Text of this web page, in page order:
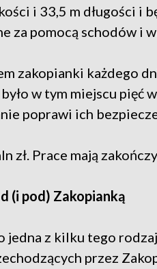
i 33,5 m długości i
za pomocą schodów i
zakopianki każdego
w tym miejscu pięć
poprawi ich
zł. Prace mają
(i pod) Zakopianką
jedna z kilku tego
przez